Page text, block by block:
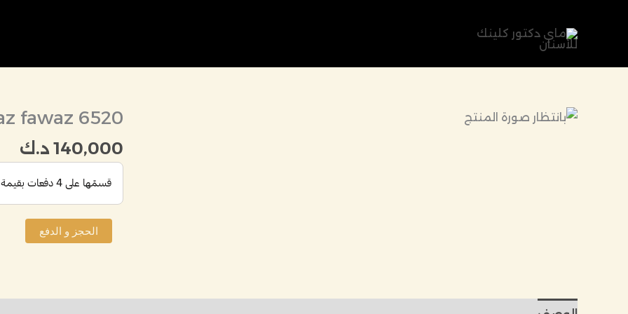
fawaz 6520
140,000 د.ك
كمية
fawaz
6520
الحجز و الدفع